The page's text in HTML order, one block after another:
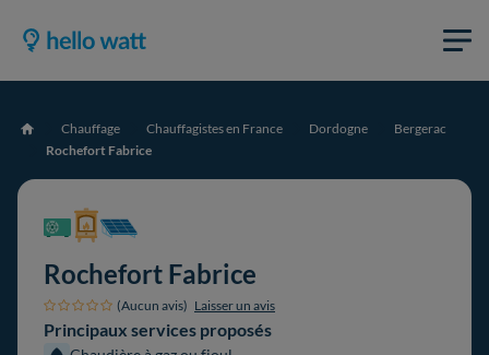
Accueil Chauffage Chauffagistes en France Dordogne
Bergerac
Rochefort Fabrice
Rochefort Fabrice
(Aucun avis) Laisser un avis
Principaux services proposés